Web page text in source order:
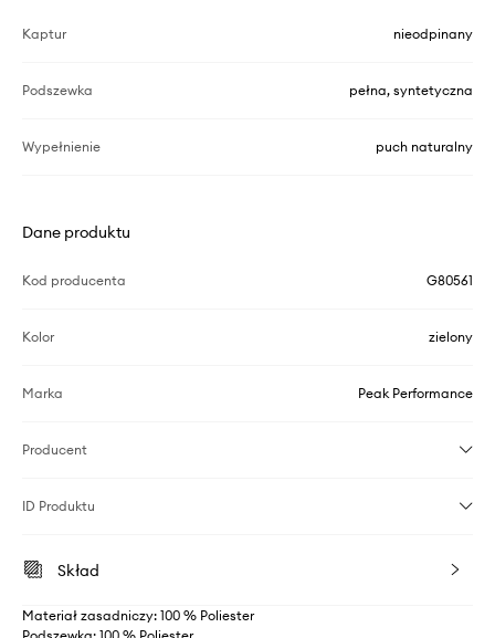
Kaptur nieodpinany
Podszewka pełna, syntetyczna
Wypełnienie puch naturalny
Dane produktu
Kod producenta G80561
Kolor zielony
Marka Peak Performance
Producent
ID Produktu
Skład
Materiał zasadniczy: 100 % Poliester